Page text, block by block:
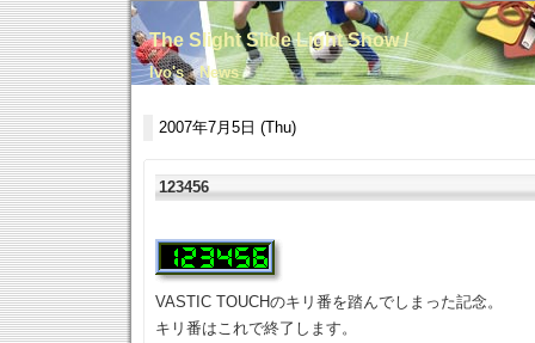
The Slight Slide Light Show /
Ivo's News
2007年7月5日 (Thu)
123456
VASTIC TOUCHのキリ番を踏んでしまった記念。
キリ番はこれで終了します。